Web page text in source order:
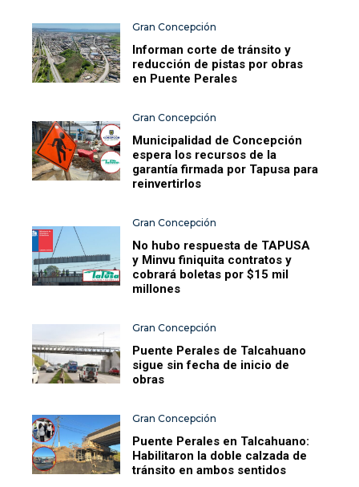
Gran Concepción
Informan corte de tránsito y
reducción de pistas por obras
en Puente Perales
Gran Concepción
Municipalidad de Concepción
espera los recursos de la
garantía firmada por Tapusa para
reinvertirlos
Gran Concepción
No hubo respuesta de TAPUSA
y Minvu finiquita contratos y
cobrará boletas por $15 mil
millones
Gran Concepción
Puente Perales de Talcahuano
sigue sin fecha de inicio de
obras
Gran Concepción
Puente Perales en Talcahuano:
Habilitaron la doble calzada de
tránsito en ambos sentidos